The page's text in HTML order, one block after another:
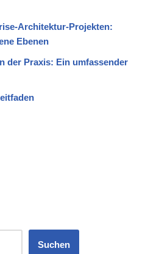
Architektur-Projekten:
Ebenen
der Praxis: Ein umfassender
Suchen